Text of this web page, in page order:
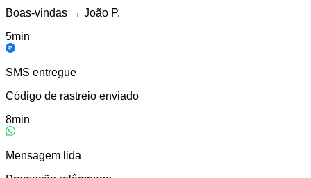
Boas-vindas → João P.
5min
SMS entregue
Código de rastreio enviado
8min
Mensagem lida